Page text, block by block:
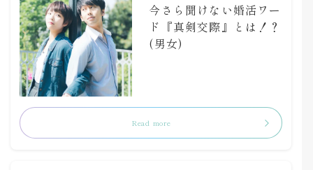
今さら聞けない婚活ワー
ド『真剣交際』とは！？
(男女)
Read more